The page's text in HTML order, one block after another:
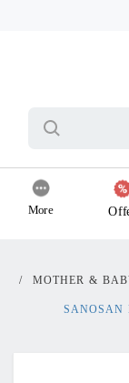
More
MOTHER &
/
SANOSAN